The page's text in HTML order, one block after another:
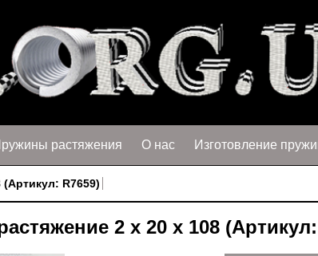
растяжения О нас Изготовление
R7659)
2 х 20 х 108